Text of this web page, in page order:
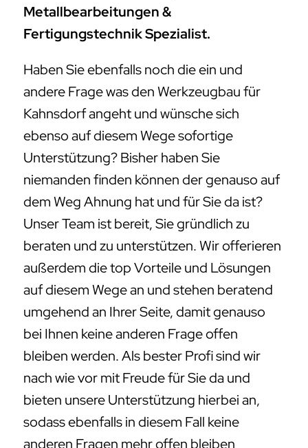
Metallbearbeitungen &
Fertigungstechnik Spezialist.
Haben Sie ebenfalls noch die ein und
andere Frage was den Werkzeugbau für
Kahnsdorf angeht und wünsche sich
ebenso auf diesem Wege sofortige
Unterstützung? Bisher haben Sie
niemanden finden können der genauso auf
dem Weg Ahnung hat und für Sie da ist?
Unser Team ist bereit, Sie gründlich zu
beraten und zu unterstützen. Wir offerieren
außerdem die top Vorteile und Lösungen
auf diesem Wege an und stehen beratend
umgehend an Ihrer Seite, damit genauso
bei Ihnen keine anderen Frage offen
bleiben werden. Als bester Profi sind wir
nach wie vor mit Freude für Sie da und
bieten unsere Unterstützung hierbei an,
sodass ebenfalls in diesem Fall keine
anderen Fragen mehr offen bleiben